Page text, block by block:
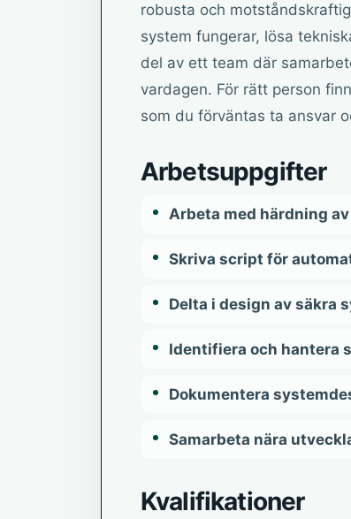
robusta och
system fungerar, lösa
del av ett team där
vardagen. För rätt person
som du förväntas ta ansvar
Arbetsuppgifter
Arbeta med härdning
Skriva script för
Delta i design av säkra
Identifiera och hantera
Dokumentera
Samarbeta nära
Kvalifikationer